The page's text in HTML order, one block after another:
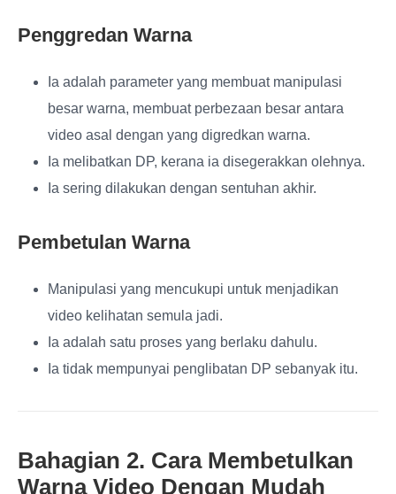
Penggredan Warna
Ia adalah parameter yang membuat manipulasi
besar warna, membuat perbezaan besar antara
video asal dengan yang digredkan warna.
Ia melibatkan DP, kerana ia disegerakkan olehnya.
Ia sering dilakukan dengan sentuhan akhir.
Pembetulan Warna
Manipulasi yang mencukupi untuk menjadikan
video kelihatan semula jadi.
Ia adalah satu proses yang berlaku dahulu.
Ia tidak mempunyai penglibatan DP sebanyak itu.
Bahagian 2. Cara Membetulkan
Warna Video Dengan Mudah